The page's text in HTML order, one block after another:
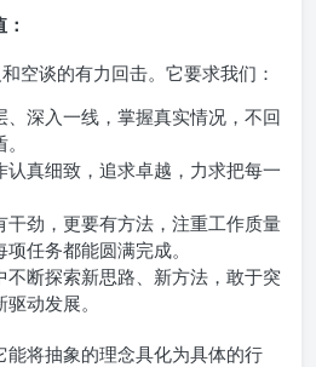
空谈的有力回击。它要求我们：
、深入一线，掌握真实情况，不回
认真细致，追求卓越，力求把每一
干劲，更要有方法，注重工作质量
任务都能圆满完成。
不断探索新思路、新方法，敢于突
动发展。
能将抽象的理念具化为具体的行